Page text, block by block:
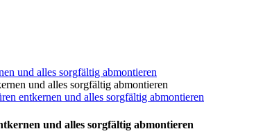
und alles sorgfältig abmontieren
entkernen und alles sorgfältig abmontieren
und alles sorgfältig abmontieren